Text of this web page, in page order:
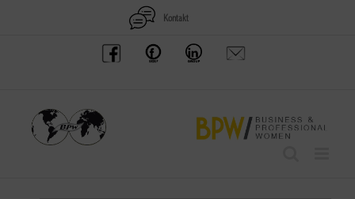
Kontakt
BPW
Austria
Offenes
Frauennetzwerk
BPW
Gruppe
Anfrage
schicken